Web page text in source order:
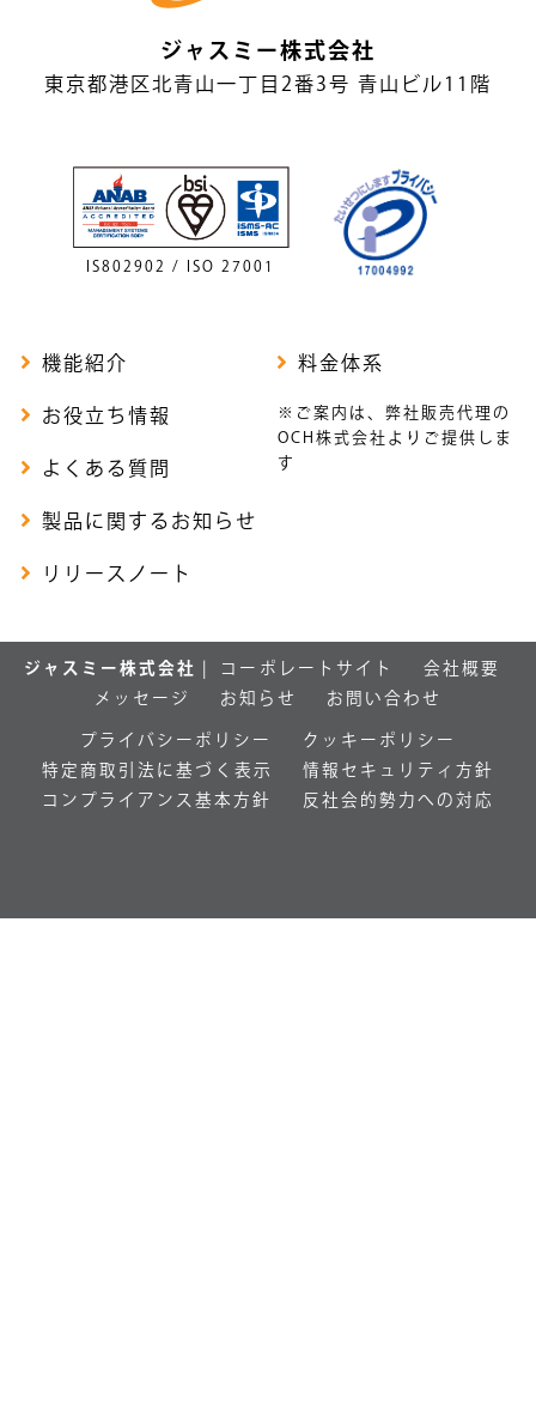
ジャスミー株式会社
東京都港区北青山一丁目2番3号 青山ビル11階
IS802902 / ISO 27001
機能紹介
お役立ち情報
よくある質問
製品に関するお知らせ
リリースノート
料金体系
※ご案内は、弊社販売代理の
OCH株式会社よりご提供しま
す
ジャスミー株式会社 コーポレートサイト
会社概要
メッセージ
お知らせ お問い合わせ
プライバシーポリシー
クッキーポリシー
特定商取引法に基づく表示
情報セキュリティ方針
コンプライアンス基本方針
反社会的勢力への対応